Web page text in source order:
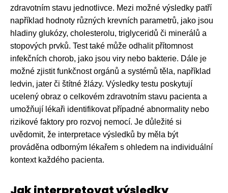
zdravotním stavu jednotlivce. Mezi možné výsledky patří
například hodnoty různých krevních parametrů, jako jsou
hladiny glukózy, cholesterolu, triglyceridů či minerálů a
stopových prvků. Test také může odhalit přítomnost
infekčních chorob, jako jsou viry nebo bakterie. Dále je
možné zjistit funkčnost orgánů a systémů těla, například
ledvin, jater či štítné žlázy. Výsledky testu poskytují
ucelený obraz o celkovém zdravotním stavu pacienta a
umožňují lékaři identifikovat případné abnormality nebo
rizikové faktory pro rozvoj nemocí. Je důležité si
uvědomit, že interpretace výsledků by měla být
prováděna odborným lékařem s ohledem na individuální
kontext každého pacienta.